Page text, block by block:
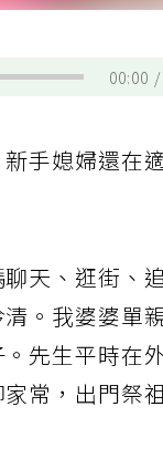
00:00
手媳婦還在
天、逛街、
。我婆婆單
先生平時在
常，出門祭